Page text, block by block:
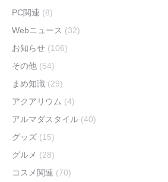
PC関連 (8)
Webニュース (32)
お知らせ (106)
その他 (54)
まめ知識 (29)
アクアリウム (4)
アルマダスタイル (40)
グッズ (15)
グルメ (28)
コスメ関連 (70)